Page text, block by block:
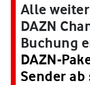
Alle
DAZN
Buchung
DAZN-
Sender